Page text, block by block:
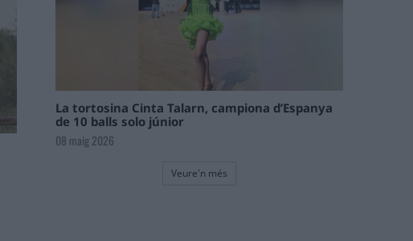
La tortosina Cinta Talarn, campiona d’Espanya
de 10 balls solo júnior
08 maig 2026
Veure'n més